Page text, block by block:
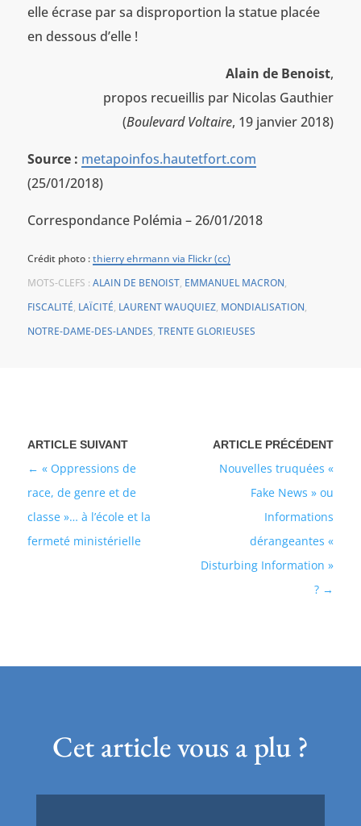
elle écrase par sa disproportion la statue placée
en dessous d’elle !
Alain de Benoist,
propos recueillis par Nicolas Gauthier
(Boulevard Voltaire, 19 janvier 2018)
Source : metapoinfos.hautetfort.com
(25/01/2018)
Correspondance Polémia – 26/01/2018
Crédit photo :thierry ehrmann via Flickr (cc)
MOTS-CLEFS : ALAIN DE BENOIST, EMMANUEL MACRON,
FISCALITÉ, LAÏCITÉ, LAURENT WAUQUIEZ, MONDIALISATION,
NOTRE-DAME-DES-LANDES, TRENTE GLORIEUSES
Nouvelles truquées «
Fake News » ou
Informations
dérangeantes «
Disturbing Information »
?
« Oppressions de
race, de genre et de
classe »… à l’école et la
fermeté ministérielle
Cet article vous a plu ?